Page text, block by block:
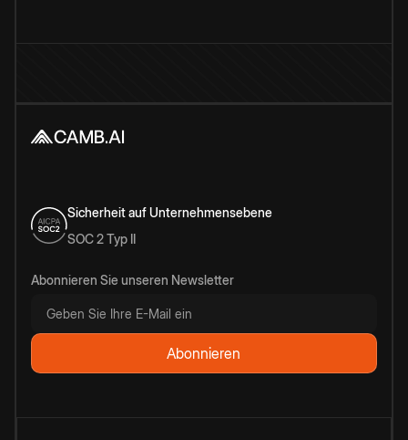
Sicherheit auf Unternehmensebene
SOC 2 Typ II
Abonnieren Sie unseren Newsletter